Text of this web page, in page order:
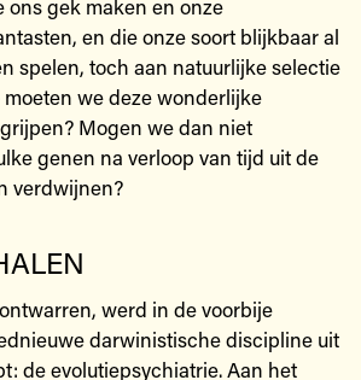
gek maken en onze
en die onze soort blijkbaar al
spelen, toch aan natuurlijke selectie
we deze wonderlijke
Mogen we dan niet
genen na verloop van tijd uit de
verdwijnen?
werd in de voorbije
darwinistische discipline uit
de evolutiepsychiatrie. Aan het